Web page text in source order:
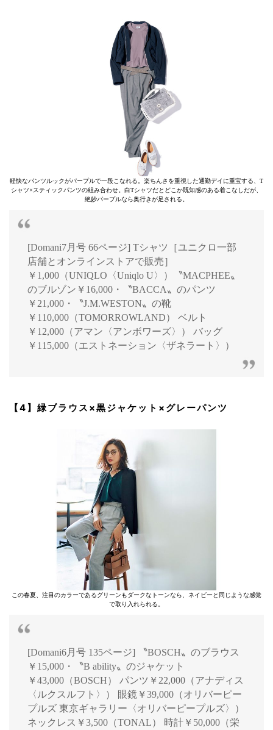
軽快なパンツルックがパープルで一段こなれる。楽ちんさを重視した通勤デイに重宝する、T
シャツ×スティックパンツの組み合わせ。白Tシャツだとどこか既知感のある着こなしだが、
絶妙パープルなら奥行きが足される。
[Domani7月号 66ページ] Tシャツ［ユニクロ一部
店舗とオンラインストアで販売］
￥1,000（UNIQLO〈Uniqlo U〉）〝MACPHEE〟
のブルゾン￥16,000・〝BACCA〟のパンツ
￥21,000・〝J.M.WESTON〟の靴
￥110,000（TOMORROWLAND） ベルト
￥12,000（アマン〈アンボワーズ〉） バッグ
￥115,000（エストネーション〈ザネラート〉）
【4】緑ブラウス×黒ジャケット×グレーパンツ
この春夏、注目のカラーであるグリーンもダークなトーンなら、ネイビーと同じような感覚
で取り入れられる。
[Domani6月号 135ページ] 〝BOSCH〟のブラウス
￥15,000・〝B ability〟のジャケット
￥43,000（BOSCH） パンツ￥22,000（アナディス
〈ルクスルフト〉） 眼鏡￥39,000（オリバーピー
プルズ 東京ギャラリー〈オリバーピープルズ〉）
ネックレス￥3,500（TONAL） 時計￥50,000（栄